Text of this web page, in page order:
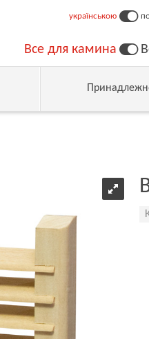
українською
Все для камина